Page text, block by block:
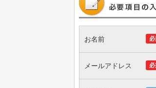
お名前
メールアドレス